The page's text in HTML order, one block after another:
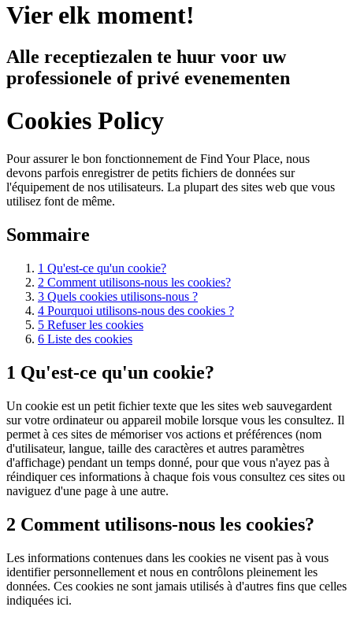
Vier elk moment!
Alle receptiezalen te huur voor uw
professionele of privé evenementen
Cookies Policy
Pour assurer le bon fonctionnement de Find Your Place, nous
devons parfois enregistrer de petits fichiers de données sur
l'équipement de nos utilisateurs. La plupart des sites web que vous
utilisez font de même.
Sommaire
1 Qu'est-ce qu'un cookie?
2 Comment utilisons-nous les cookies?
3 Quels cookies utilisons-nous ?
4 Pourquoi utilisons-nous des cookies ?
5 Refuser les cookies
6 Liste des cookies
1 Qu'est-ce qu'un cookie?
Un cookie est un petit fichier texte que les sites web sauvegardent
sur votre ordinateur ou appareil mobile lorsque vous les consultez. Il
permet à ces sites de mémoriser vos actions et préférences (nom
d'utilisateur, langue, taille des caractères et autres paramètres
d'affichage) pendant un temps donné, pour que vous n'ayez pas à
réindiquer ces informations à chaque fois vous consultez ces sites ou
naviguez d'une page à une autre.
2 Comment utilisons-nous les cookies?
Les informations contenues dans les cookies ne visent pas à vous
identifier personnellement et nous en contrôlons pleinement les
données. Ces cookies ne sont jamais utilisés à d'autres fins que celles
indiquées ici.